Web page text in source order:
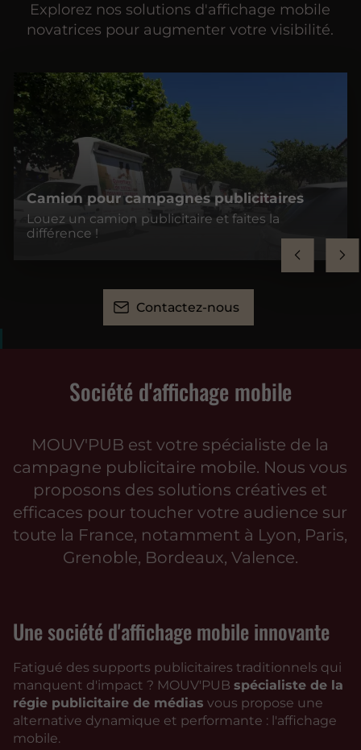
Explorez nos solutions d'affichage mobile
novatrices pour augmenter votre visibilité.
Camion pour campagnes publicitaires
Louez un camion publicitaire et faites la
différence !
Contactez-nous
Société d'affichage mobile
MOUV'PUB est votre spécialiste de la
campagne publicitaire mobile. Nous vous
proposons des solutions créatives et
efficaces pour toucher votre audience sur
toute la France, notamment à Lyon, Paris,
Grenoble, Bordeaux, Valence.
Une société d'affichage mobile innovante
Fatigué des supports publicitaires traditionnels qui
manquent d'impact ? MOUV'PUB spécialiste de la
régie publicitaire de médias vous propose une
alternative dynamique et performante : l'affichage
mobile.